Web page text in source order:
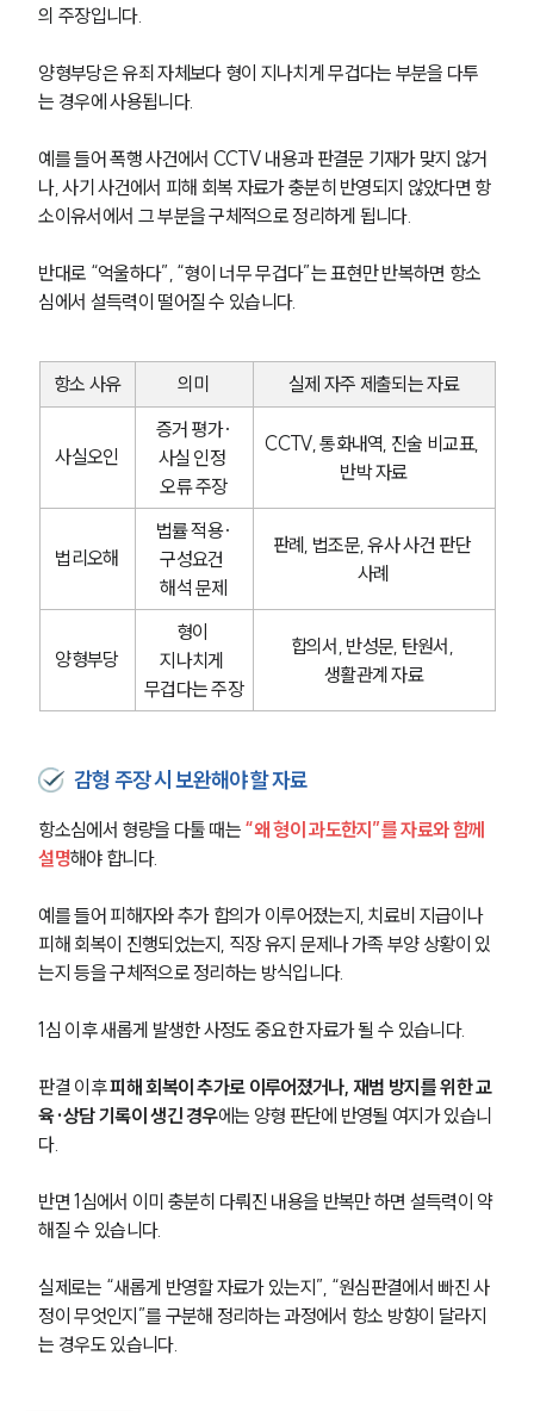
의 주장입니다.
양형부당은 유죄 자체보다 형이 지나치게 무겁다는 부분을 다투
는 경우에 사용됩니다.
예를 들어 폭행 사건에서 CCTV 내용과 판결문 기재가 맞지 않거
나, 사기 사건에서 피해 회복 자료가 충분히 반영되지 않았다면 항
소이유서에서 그 부분을 구체적으로 정리하게 됩니다.
반대로 “억울하다”, “형이 너무 무겁다”는 표현만 반복하면 항소
심에서 설득력이 떨어질 수 있습니다.
항소 사유 의미 실제 자주 제출되는 자료
사실오인
증거 평가·
사실 인정
오류 주장
CCTV, 통화내역, 진술 비교표,
반박 자료
법리오해
법률 적용·
구성요건
해석 문제
판례, 법조문, 유사 사건 판단
사례
양형부당
형이
지나치게
무겁다는 주장
합의서, 반성문, 탄원서,
생활관계 자료
감형 주장 시 보완해야 할 자료
항소심에서 형량을 다툴 때는 “왜 형이 과도한지”를 자료와 함께
설명해야 합니다.
예를 들어 피해자와 추가 합의가 이루어졌는지, 치료비 지급이나
피해 회복이 진행되었는지, 직장 유지 문제나 가족 부양 상황이 있
는지 등을 구체적으로 정리하는 방식입니다.
1심 이후 새롭게 발생한 사정도 중요한 자료가 될 수 있습니다.
판결 이후 피해 회복이 추가로 이루어졌거나, 재범 방지를 위한 교
육·상담 기록이 생긴 경우에는 양형 판단에 반영될 여지가 있습니
다.
반면 1심에서 이미 충분히 다뤄진 내용을 반복만 하면 설득력이 약
해질 수 있습니다.
실제로는 “새롭게 반영할 자료가 있는지”, “원심판결에서 빠진 사
정이 무엇인지”를 구분해 정리하는 과정에서 항소 방향이 달라지
는 경우도 있습니다.